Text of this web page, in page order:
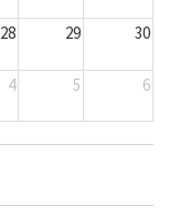
28 29 30
4 5 6